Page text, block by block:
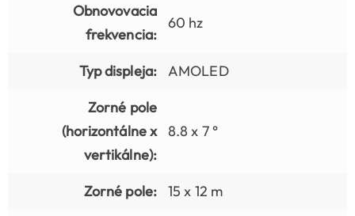
Obnovovacia
frekvencia:
60 hz
Typ displeja:
AMOLED
Zorné pole
(horizontálne x
vertikálne):
8.8 x 7 °
Zorné pole:
15 x 12 m